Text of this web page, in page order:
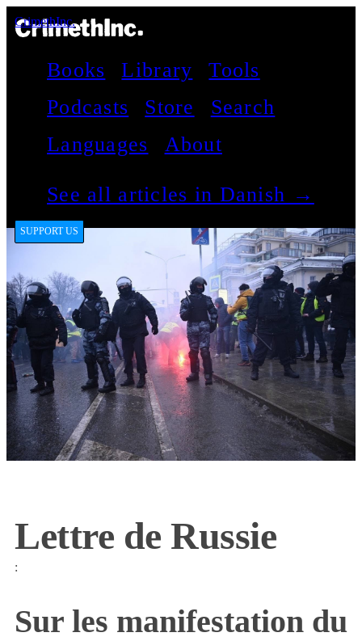
CrimethInc.
Books Library
Tools
Podcasts
Store
Search
Languages
About
See all articles in Danish →
SUPPORT US
Lettre de Russie
:
Sur les manifestation du